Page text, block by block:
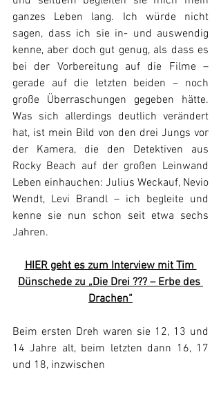
ganzes Leben lang. Ich würde nicht
sagen, dass ich sie in- und auswendig
kenne, aber doch gut genug, als dass es
bei der Vorbereitung auf die Filme –
gerade auf die letzten beiden – noch
große Überraschungen gegeben hätte.
Was sich allerdings deutlich verändert
hat, ist mein Bild von den drei Jungs vor
der Kamera, die den Detektiven aus
Rocky Beach auf der großen Leinwand
Leben einhauchen: Julius Weckauf, Nevio
Wendt, Levi Brandl – ich begleite und
kenne sie nun schon seit etwa sechs
Jahren.
HIER geht es zum Interview mit Tim
Dünschede zu „Die Drei ??? – Erbe des
Drachen“
Beim ersten Dreh waren sie 12, 13 und
14 Jahre alt, beim letzten dann 16, 17
und 18, inzwischen